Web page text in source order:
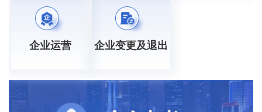
企业运营 企业变更及退出